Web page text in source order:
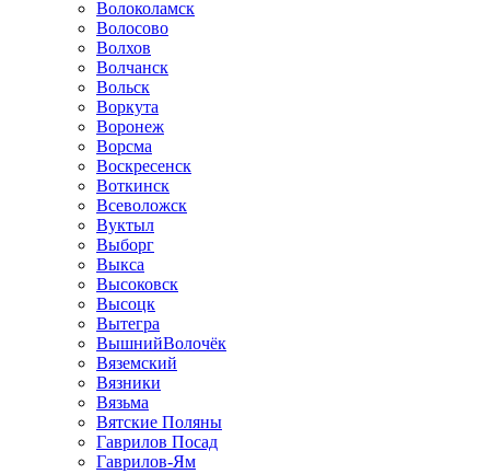
Волоколамск
Волосово
Волхов
Волчанск
Вольск
Воркута
Воронеж
Ворсма
Воскресенск
Воткинск
Всеволожск
Вуктыл
Выборг
Выкса
Высоковск
Высоцк
Вытегра
ВышнийВолочёк
Вяземский
Вязники
Вязьма
Вятские Поляны
Гаврилов Посад
Гаврилов-Ям